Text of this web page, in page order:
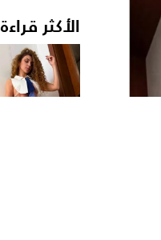
الأكثر قراءة